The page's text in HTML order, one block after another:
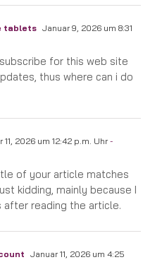
tablets Januar 9, 2026 um 8:31
for this web site
thus where can i do
11, 2026 um 12:42 p.m. Uhr-
of your article matches
kidding, mainly because I
after reading the article.
Januar 11, 2026 um 4:25